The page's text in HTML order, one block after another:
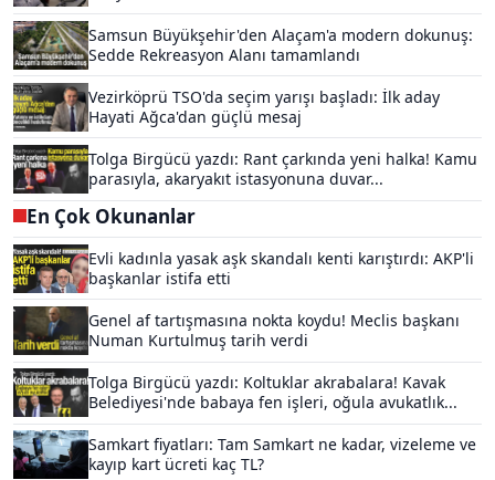
Samsun Büyükşehir'den Alaçam'a modern dokunuş:
Sedde Rekreasyon Alanı tamamlandı
Vezirköprü TSO'da seçim yarışı başladı: İlk aday
Hayati Ağca'dan güçlü mesaj
Tolga Birgücü yazdı: Rant çarkında yeni halka! Kamu
parasıyla, akaryakıt istasyonuna duvar...
En Çok Okunanlar
Evli kadınla yasak aşk skandalı kenti karıştırdı: AKP'li
başkanlar istifa etti
Genel af tartışmasına nokta koydu! Meclis başkanı
Numan Kurtulmuş tarih verdi
Tolga Birgücü yazdı: Koltuklar akrabalara! Kavak
Belediyesi'nde babaya fen işleri, oğula avukatlık...
Samkart fiyatları: Tam Samkart ne kadar, vizeleme ve
kayıp kart ücreti kaç TL?